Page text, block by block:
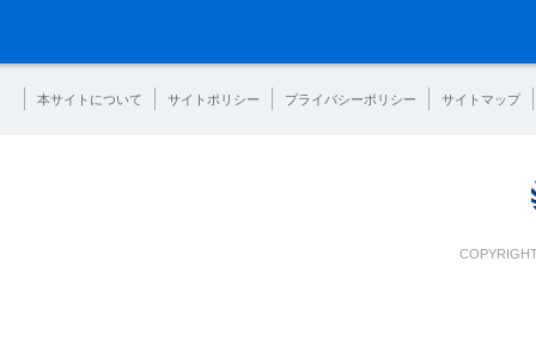
本サイトについて サイトポリシー プライバシーポリシー サイトマップ